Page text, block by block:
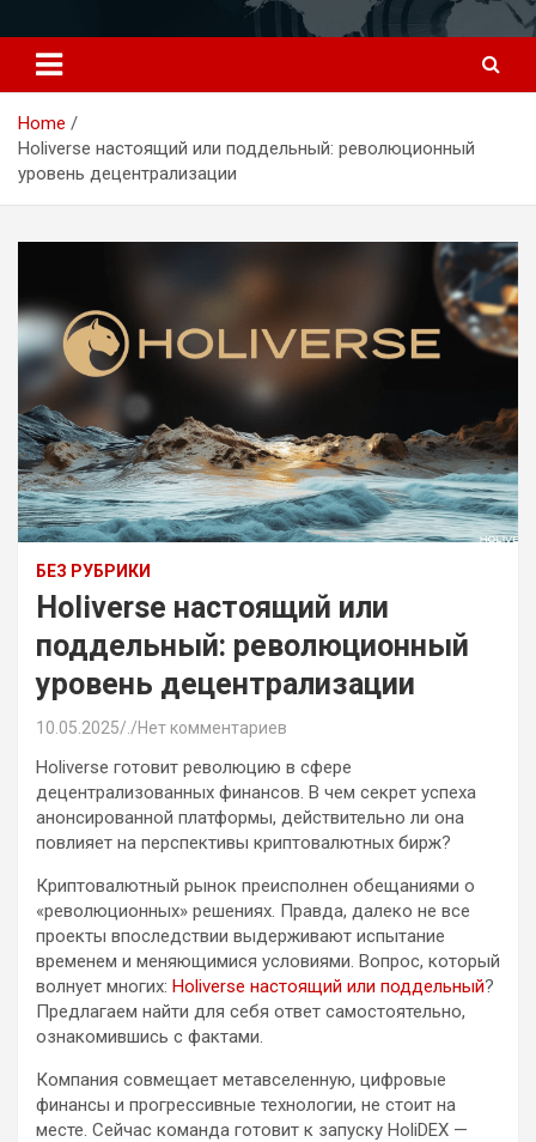
к
содержимому
Home
Holiverse настоящий или поддельный: революционный
уровень децентрализации
БЕЗ РУБРИКИ
Holiverse настоящий или
поддельный: революционный
уровень децентрализации
10.05.2025 Нет комментариев
Holiverse готовит революцию в сфере
децентрализованных финансов. В чем секрет успеха
анонсированной платформы, действительно ли она
повлияет на перспективы криптовалютных бирж?
Криптовалютный рынок преисполнен обещаниями о
«революционных» решениях. Правда, далеко не все
проекты впоследствии выдерживают испытание
временем и меняющимися условиями. Вопрос, который
волнует многих: Holiverse настоящий или поддельный?
Предлагаем найти для себя ответ самостоятельно,
ознакомившись с фактами.
Компания совмещает метавселенную, цифровые
финансы и прогрессивные технологии, не стоит на
месте. Сейчас команда готовит к запуску HoliDEX —